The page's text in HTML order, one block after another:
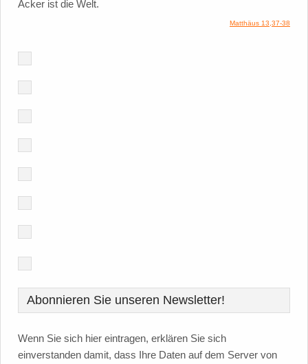
Acker ist die Welt.
Matthäus 13,37-38
Abonnieren Sie unseren Newsletter!
Wenn Sie sich hier eintragen, erklären Sie sich
einverstanden damit, dass Ihre Daten auf dem Server von